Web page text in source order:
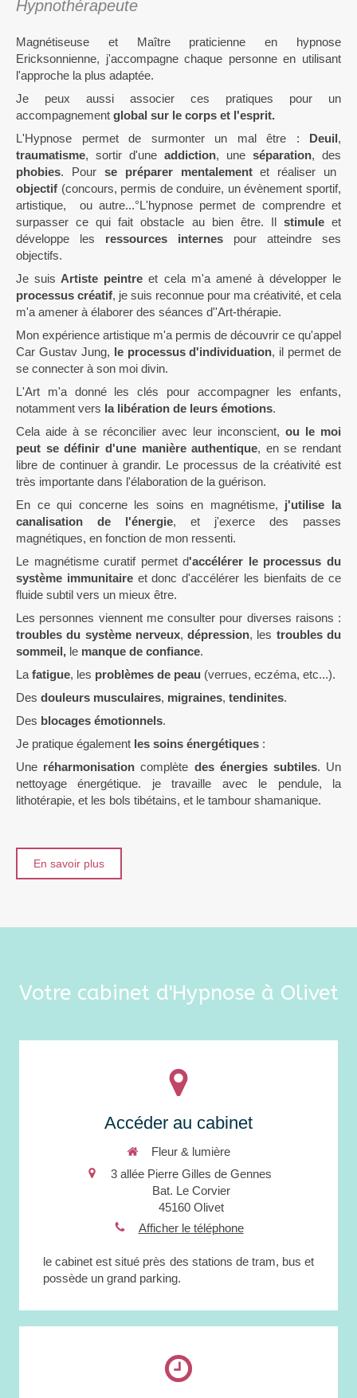
Hypnothérapeute
Magnétiseuse et Maître praticienne en hypnose
Ericksonnienne, j'accompagne chaque personne en utilisant
l'approche la plus adaptée.
Je peux aussi associer ces pratiques pour un
accompagnement global sur le corps et l'esprit.
L'Hypnose permet de surmonter un mal être : Deuil,
traumatisme, sortir d'une addiction, une séparation, des
phobies. Pour se préparer mentalementet réaliser un
objectif (concours, permis de conduire, un évènement sportif,
artistique, ou autre...°L'hypnose permet de comprendre et
surpasser ce qui fait obstacle au bien être. Il stimuleet
développe les ressources internes pour atteindre ses
objectifs.
Je suis Artiste peintre et cela m'a amené à développer le
processus créatif, je suis reconnue pour ma créativité, et cela
m'a amener à élaborer des séances d''Art-thérapie.
Mon expérience artistique m'a permis de découvrir ce qu'appel
Car Gustav Jung, le processus d'individuation, il permet de
se connecter à son moi divin.
L'Art m'a donné les clés pour accompagner les enfants,
notamment vers la libération de leurs émotions.
Cela aide à se réconcilier avec leur inconscient, ou le moi
peut se définir d'une manière authentique, en se rendant
libre de continuer à grandir. Le processus de la créativité est
très importante dans l'élaboration de la guérison.
En ce qui concerne les soins en magnétisme, j'utilise la
canalisation de l'énergie, et j'exerce des passes
magnétiques, en fonction de mon ressenti.
Le magnétisme curatif permet d'accélérer le processus du
système immunitaireet donc d'accélérer les bienfaits de ce
fluide subtil vers un mieux être.
Les personnes viennent me consulter pour diverses raisons :
troubles du système nerveux,dépression, les troubles du
sommeil, le manque de confiance.
La fatigue, les problèmes de peau (verrues, eczéma, etc...).
Des douleurs musculaires, migraines, tendinites.
Des blocages émotionnels.
Je pratique également les soins énergétiques :
Une réharmonisation complète des énergies subtiles. Un
nettoyage énergétique. je travaille avec le pendule, la
lithotérapie, et les bols tibétains, et le tambour shamanique.
En savoir plus
Votre cabinet d'Hypnose à Olivet
Accéder au cabinet
Fleur & lumière
3 allée Pierre Gilles de Gennes
Bat. Le Corvier
45160 Olivet
Afficher le téléphone
le cabinet est situé près des stations de tram, bus et
possède un grand parking.